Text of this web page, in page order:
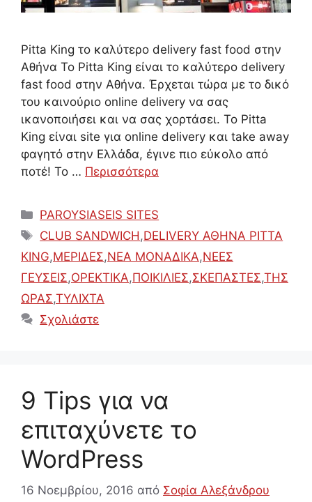
Pitta Κing το καλύτερο delivery fast food στην
Αθήνα Το Pitta Κing είναι το καλύτερο delivery
fast food στην Αθήνα. Έρχεται τώρα με το δικό
του καινούριο online delivery να σας
ικανοποιήσει και να σας χορτάσει. Το Pitta
Κing είναι site για online delivery και take away
φαγητό στην Ελλάδα, έγινε πιο εύκολο από
ποτέ! Το … Περισσότερα
Κατηγορίες
PAROYSIASEIS SITES
Ετικέτες
CLUB SANDWICH,DELIVERY ΑΘΗΝΑ PITTA
KING,ΜΕΡΙΔΕΣ,ΝΕΑ ΜΟΝΑΔΙΚΑ,ΝΕΕΣ
ΓΕΥΣΕΙΣ,ΟΡΕΚΤΙΚΑ,ΠΟΙΚΙΛΙΕΣ,ΣΚΕΠΑΣΤΕΣ,ΤΗΣ
ΩΡΑΣ,ΤΥΛΙΧΤΑ
Σχολιάστε
9 Tips για να
επιταχύνετε το
WordPress
16 Νοεμβρίου, 2016 από Σοφία Αλεξάνδρου